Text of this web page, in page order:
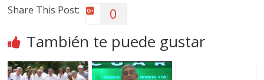
Share This Post: 0
También te puede gustar